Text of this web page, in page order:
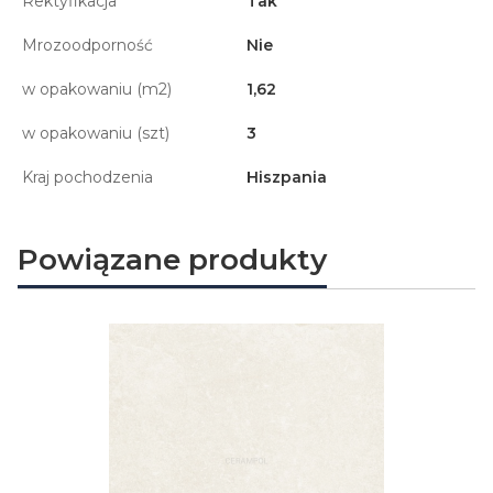
Mrozoodporność Nie
w opakowaniu (m2) 1,62
w opakowaniu (szt) 3
Kraj pochodzenia Hiszpania
Powiązane produkty